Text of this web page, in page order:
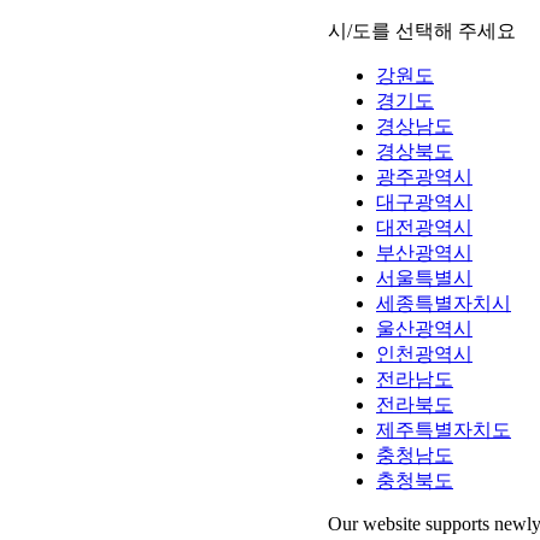
시/도를 선택해 주세요
강원도
경기도
경상남도
경상북도
광주광역시
대구광역시
대전광역시
부산광역시
서울특별시
세종특별자치시
울산광역시
인천광역시
전라남도
전라북도
제주특별자치도
충청남도
충청북도
Our website supports